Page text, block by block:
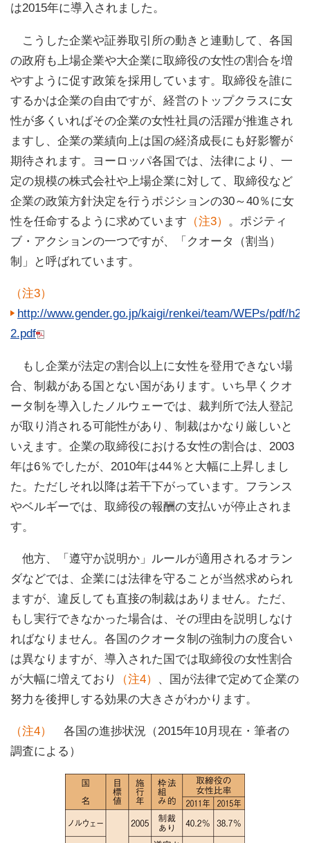
は2015年に導入されました。
こうした企業や証券取引所の動きと連動して、各国
の政府も上場企業や大企業に取締役の女性の割合を増
やすように促す政策を採用しています。取締役を誰に
するかは企業の自由ですが、経営のトップクラスに女
性が多くいればその企業の女性社員の活躍が推進され
ますし、企業の業績向上は国の経済成長にも好影響が
期待されます。ヨーロッパ各国では、法律により、一
定の規模の株式会社や上場企業に対して、取締役など
企業の政策方針決定を行うポジションの30～40％に女
性を任命するように求めています （注3） 。ポジティ
ブ・アクションの一つですが、「クオータ（割当）
制」と呼ばれています。
（注3）
http://www.gender.go.jp/kaigi/renkei/team/WEPs/pdf/
2.pdf
もし企業が法定の割合以上に女性を登用できない場
合、制裁がある国とない国があります。いち早くクオ
ータ制を導入したノルウェーでは、裁判所で法人登記
が取り消される可能性があり、制裁はかなり厳しいと
いえます。企業の取締役における女性の割合は、2003
年は6％でしたが、2010年は44％と大幅に上昇しまし
た。ただしそれ以降は若干下がっています。フランス
やベルギーでは、取締役の報酬の支払いが停止されま
す。
他方、「遵守か説明か」ルールが適用されるオラン
ダなどでは、企業には法律を守ることが当然求められ
ますが、違反しても直接の制裁はありません。ただ、
もし実行できなかった場合は、その理由を説明しなけ
ればなりません。各国のクオータ制の強制力の度合い
は異なりますが、導入された国では取締役の女性割合
が大幅に増えており
（注4） 、国が法律で定めて企業の
努力を後押しする効果の大きさがわかります。
（注4）
各国の進捗状況（2015年10月現在・筆者の
調査による）